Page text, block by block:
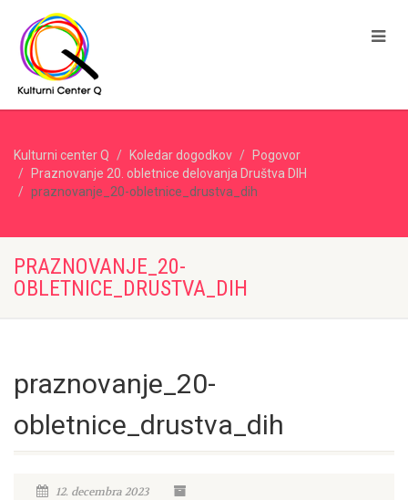
Kulturni center Q Koledar dogodkov
Pogovor
Praznovanje 20. obletnice delovanja Društva DIH
praznovanje_20-obletnice_drustva_dih
PRAZNOVANJE_20-
OBLETNICE_DRUSTVA_DIH
praznovanje_20-
obletnice_drustva_dih
12. decembra 2023